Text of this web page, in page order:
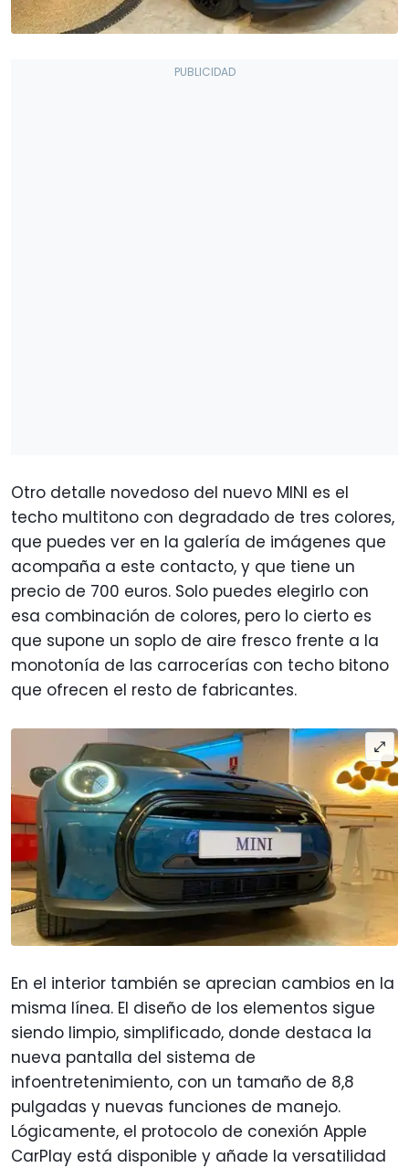
Otro detalle novedoso del nuevo MINI es el
techo multitono con degradado de tres colores,
que puedes ver en la galería de imágenes que
acompaña a este contacto, y que tiene un
precio de 700 euros. Solo puedes elegirlo con
esa combinación de colores, pero lo cierto es
que supone un soplo de aire fresco frente a la
monotonía de las carrocerías con techo bitono
que ofrecen el resto de fabricantes.
En el interior también se aprecian cambios en la
misma línea. El diseño de los elementos sigue
siendo limpio, simplificado, donde destaca la
nueva pantalla del sistema de
infoentretenimiento, con un tamaño de 8,8
pulgadas y nuevas funciones de manejo.
Lógicamente, el protocolo de conexión Apple
CarPlay está disponible y añade la versatilidad